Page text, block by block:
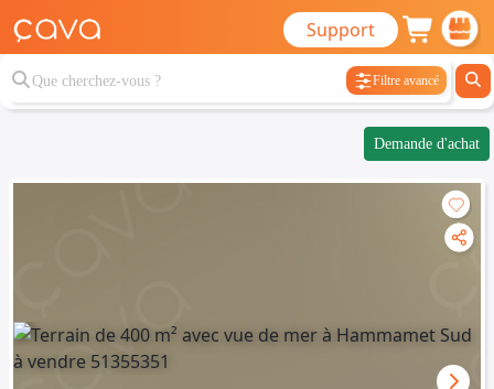
Support
Filtre avancé
Demande d'achat